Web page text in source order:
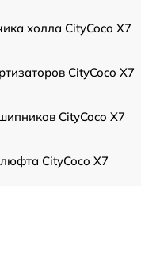
холла CityCoco X7
CityCoco X7
CityCoco X7
CityCoco X7